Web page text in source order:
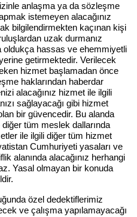
anlaşma ya da sözleşme
istemeyen alacağınız
bilgilendirmekten kaçınan kişi
uzak durmanız
oldukça hassas ve ehemmiyetli
getirmektedir. Verilecek
hizmet başlamadan önce
haklarından haberdar
alacağınız hizmet ile ilgili
sağlayacağı gibi hizmet
bir güvencedir. Bu alanda
tüm meslek dallarında
ile ilgili diğer tüm hizmet
Cumhuriyeti yasaları ve
alanında alacağınız herhangi
Yasal olmayan bir konuda
özel dedektiflerimiz
ve çalışma yapılamayacağı